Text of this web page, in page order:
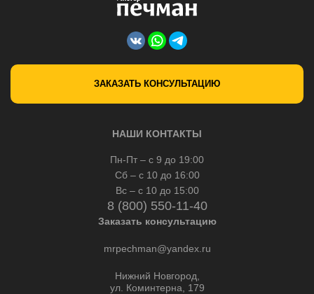
ЗАКАЗАТЬ КОНСУЛЬТАЦИЮ
НАШИ КОНТАКТЫ
Пн-Пт – с 9 до 19:00
Сб – с 10 до 16:00
Вс – с 10 до 15:00
8 (800) 550-11-40
Заказать консультацию
mrpechman@yandex.ru
Нижний Новгород,
ул. Коминтерна, 179